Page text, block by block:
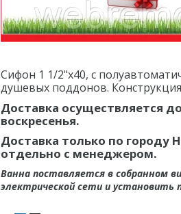
Сифон 1 1/2"х40, с
душевых поддонов.
Доставка осуществляется
воскресенья.
Доставка только по городу
отдельно с менеджером.
Ванна поставляется в собранном
электрической сети и установить